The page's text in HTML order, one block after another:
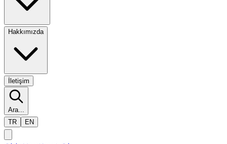
Hakkımızda
İletişim
Ara...
TR
EN